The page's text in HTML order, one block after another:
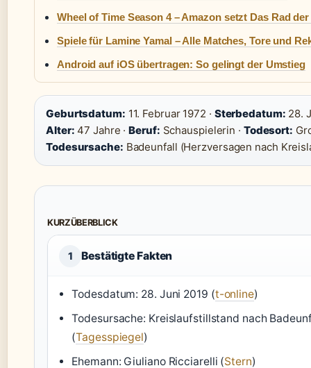
Wheel of Time Season 4 – Amazon setzt Das Rad
Spiele für Lamine Yamal – Alle Matches, Tore und
Android auf iOS übertragen: So gelingt der Umstieg
Geburtsdatum: 11. Februar 1972 · Sterbedatum: 28.
Alter: 47 Jahre ·Beruf: Schauspielerin · Todesort:
Todesursache: Badeunfall (Herzversagen nach
KURZÜBERBLICK
1 Bestätigte Fakten
Todesdatum: 28. Juni 2019 (t-online)
Todesursache: Kreislaufstillstand nach
(Tagesspiegel)
Ehemann: Giuliano Ricciarelli (Stern)